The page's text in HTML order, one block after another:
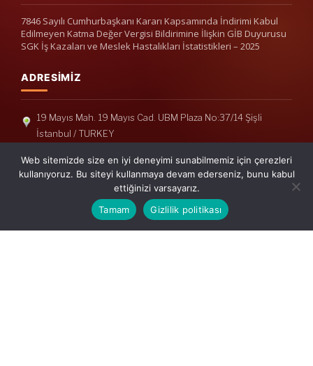
7846 Sayılı Cumhurbaşkanı Kararı Kapsamında İndirimi Kabul
Edilmeyen Katma Değer Vergisi Bildirimine İlişkin GİB Duyurusu
SGK İş Kazaları ve Meslek Hastalıkları İstatistikleri – 2025
ADRESIMIZ
19 Mayıs Mah. 19 Mayıs Cad. UBM Plaza No:37/14 Şişli
İstanbul / TURKEY
Telefon: +90(212) 240 33 39
Telefon: +90(212) 248 19 36
info@erisymm.com
Web sitemizde size en iyi deneyimi sunabilmemiz için çerezleri
kullanıyoruz. Bu siteyi kullanmaya devam ederseniz, bunu kabul
ettiğinizi varsayarız.
Tamam
Gizlilik politikası